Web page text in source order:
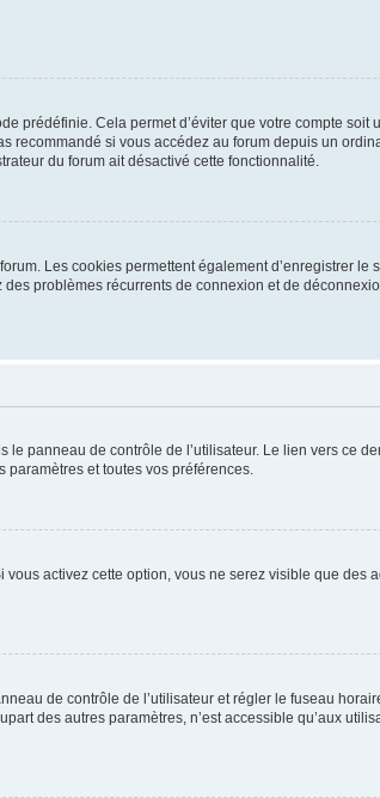
prédéfinie. Cela permet d’éviter que votre compte soit
recommandé si vous accédez au forum depuis un
du forum ait désactivé cette fonctionnalité.
Les cookies permettent également d’enregistrer le
problèmes récurrents de connexion et de
panneau de contrôle de l’utilisateur. Le lien vers ce
et toutes vos préférences.
activez cette option, vous ne serez visible que des
de contrôle de l’utilisateur et régler le fuseau
des autres paramètres, n’est accessible qu’aux